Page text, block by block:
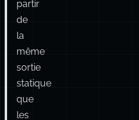
sortie
statique
que
les
utilisateurs
consultent
?